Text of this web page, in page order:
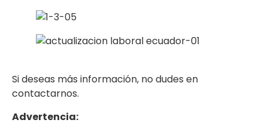
Si deseas más información, no dudes en
contactarnos.
Advertencia: